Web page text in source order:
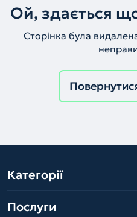
Ой, здається
Сторінка була
Категорії
Послуги